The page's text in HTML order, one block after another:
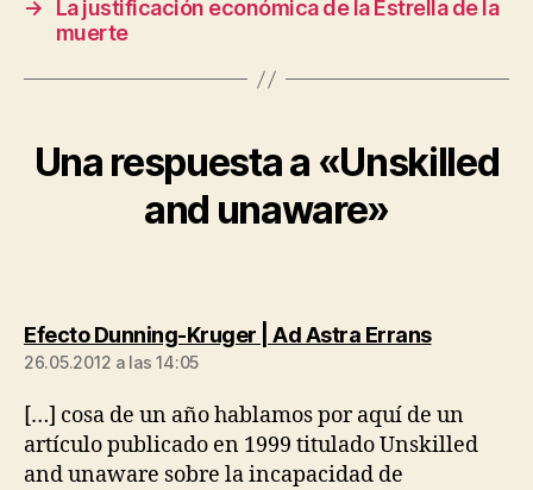
→
La justificación económica de la Estrella de la
muerte
Una respuesta a «Unskilled
and unaware»
Efecto Dunning-Kruger | Ad Astra Erransdice:
26.05.2012 a las 14:05
[…] cosa de un año hablamos por aquí de un
artículo publicado en 1999 titulado Unskilled
and unaware sobre la incapacidad de